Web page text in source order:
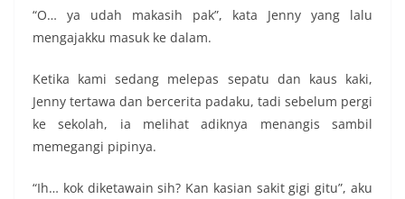
“O… ya udah makasih pak”, kata Jenny yang lalu
mengajakku masuk ke dalam.
Ketika kami sedang melepas sepatu dan kaus kaki,
Jenny tertawa dan bercerita padaku, tadi sebelum pergi
ke sekolah, ia melihat adiknya menangis sambil
memegangi pipinya.
“Ih… kok diketawain sih? Kan kasian sakit gigi gitu”, aku